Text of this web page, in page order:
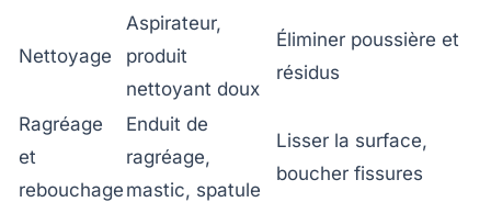
Nettoyage
Aspirateur,
produit
nettoyant doux
Éliminer poussière et
résidus
Ragréage
et
rebouchage
Enduit de
ragréage,
mastic, spatule
Lisser la surface,
boucher fissures